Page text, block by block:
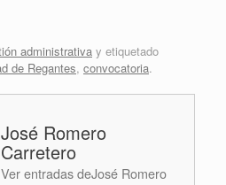
administrativa y etiquetado
de Regantes, convocatoria.
José Romero
Carretero
Ver entradas deJosé Romero